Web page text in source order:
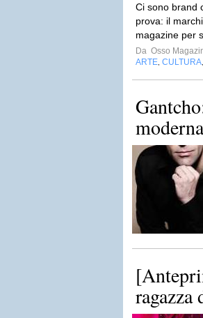
Ci sono brand
prova: il
magazine per
Da Osso
ARTE CULTURA
moderna
ragazza